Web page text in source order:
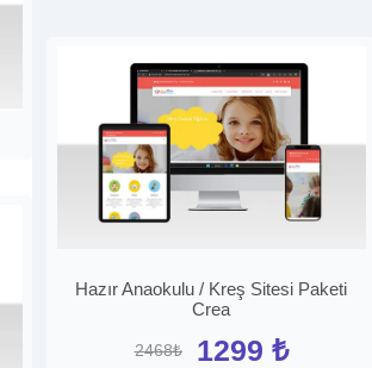
Hazır Anaokulu / Kreş Sitesi Paketi
Crea
2468₺ 1299 ₺